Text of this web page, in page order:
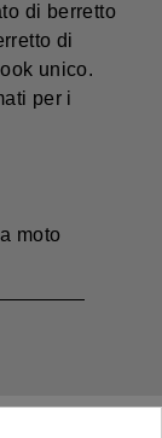
di berretto
di
unico.
per i
moto